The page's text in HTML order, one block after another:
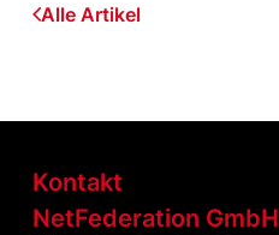
Alle Artikel
Kontakt
NetFederation GmbH